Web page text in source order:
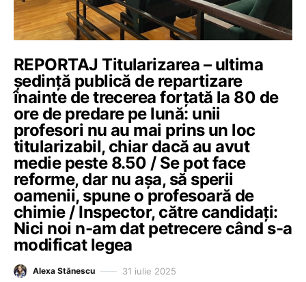
REPORTAJ Titularizarea – ultima
ședință publică de repartizare
înainte de trecerea forțată la 80 de
ore de predare pe lună: unii
profesori nu au mai prins un loc
titularizabil, chiar dacă au avut
medie peste 8.50 / Se pot face
reforme, dar nu așa, să sperii
oamenii, spune o profesoară de
chimie / Inspector, către candidați:
Nici noi n-am dat petrecere când s-a
modificat legea
Alexa Stănescu 31 iulie 2025